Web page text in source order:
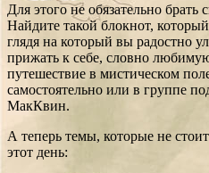
Для этого не обязательно
Найдите такой блокнот,
глядя на который вы радостно
прижать к себе, словно
путешествие в мистическом
самостоятельно или в группе
МакКвин.
А теперь темы, которые не
этот день: